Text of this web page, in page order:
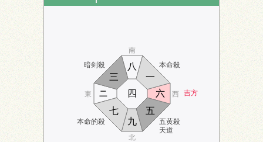
暗剣殺 本命殺
吉方
本命的殺
五黄殺
天道
南
北
東 西
九
一
ニ
三
四
五
六
七
八